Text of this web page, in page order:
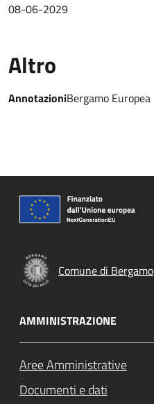
08-06-2029
Altro
AnnotazioniBergamo Europea
Comune di Bergamo
AMMINISTRAZIONE
Aree Amministrative
Documenti e dati